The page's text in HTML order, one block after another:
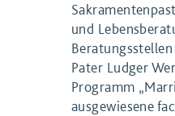
und
Pater Ludger
Programm
ausgewiesene